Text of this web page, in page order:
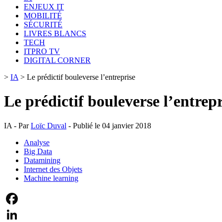
ENJEUX IT
MOBILITÉ
SÉCURITÉ
LIVRES BLANCS
TECH
ITPRO TV
DIGITAL CORNER
> IA > Le prédictif bouleverse l’entreprise
Le prédictif bouleverse
IA - ParLoïc Duval - Publié le 04 janvier 2018
Analyse
Big Data
Datamining
Internet des Objets
Machine learning
Facebook